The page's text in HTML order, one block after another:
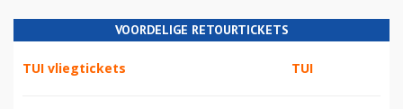
VOORDELIGE RETOURTICKETS
TUI vliegtickets TUI